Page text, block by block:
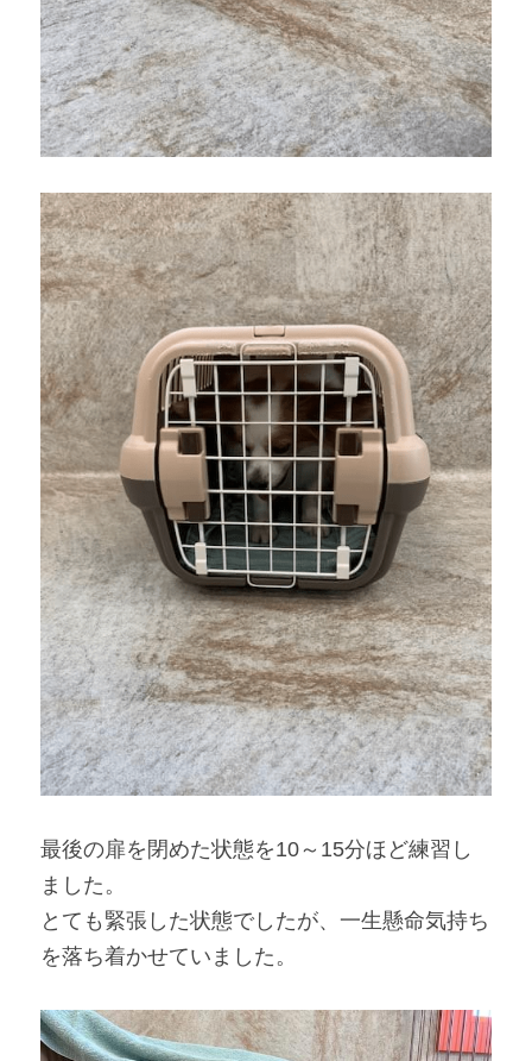
最後の扉を閉めた状態を10～ 15分ほど練習し
ました。
とても緊張した状態でしたが、一生懸命気持ち
を落ち着かせていました。